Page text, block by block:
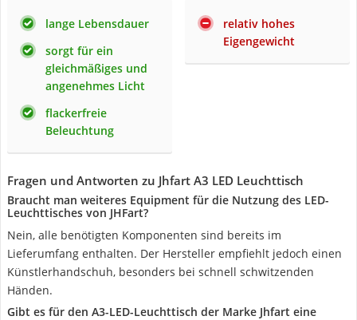
lange Lebensdauer
sorgt für ein
gleichmäßiges und
angenehmes Licht
flackerfreie
Beleuchtung
relativ hohes
Eigengewicht
Fragen und Antworten zu Jhfart A3 LED Leuchttisch
Braucht man weiteres Equipment für die Nutzung des LED-
Leuchttisches von JHFart?
Nein, alle benötigten Komponenten sind bereits im
Lieferumfang enthalten. Der Hersteller empfiehlt jedoch einen
Künstlerhandschuh, besonders bei schnell schwitzenden
Händen.
Gibt es für den A3-LED-Leuchttisch der Marke Jhfart eine